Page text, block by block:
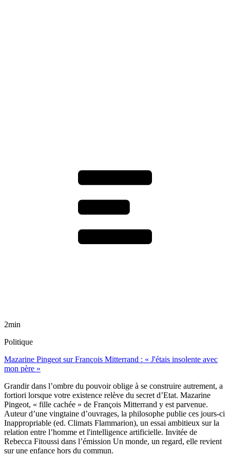
2min
Politique
Mazarine Pingeot sur François Mitterrand : « J'étais insolente avec
mon père »
Grandir dans l’ombre du pouvoir oblige à se construire autrement, a
fortiori lorsque votre existence relève du secret d’Etat. Mazarine
Pingeot, « fille cachée » de François Mitterrand y est parvenue.
Auteur d’une vingtaine d’ouvrages, la philosophe publie ces jours-ci
Inappropriable (ed. Climats Flammarion), un essai ambitieux sur la
relation entre l’homme et l'intelligence artificielle. Invitée de
Rebecca Fitoussi dans l’émission Un monde, un regard, elle revient
sur une enfance hors du commun.